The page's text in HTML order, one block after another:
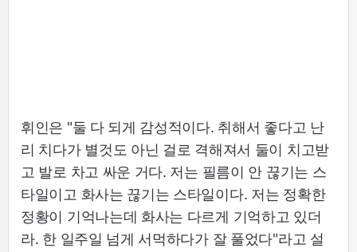
휘인은 "둘 다 되게 감성적이다. 취해서 좋다고 난
리 치다가 별것도 아닌 걸로 격해져서 둘이 치고받
고 발로 차고 싸운 거다. 저는 필름이 안 끊기는 스
타일이고 화사는 끊기는 스타일이다. 저는 정확한
정황이 기억나는데 화사는 다르게 기억하고 있더
라. 한 일주일 넘게 서먹하다가 잘 풀었다"라고 설